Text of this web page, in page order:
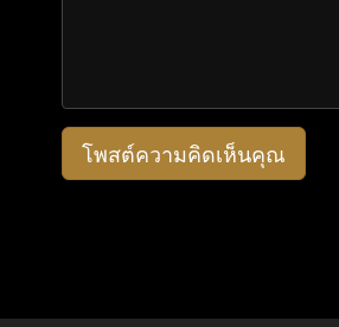
โพสต์ความคิดเห็นคุณ